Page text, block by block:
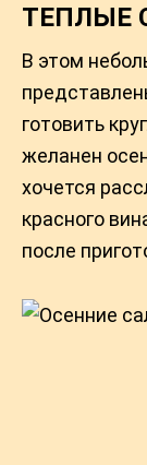
ТЕПЛЫЕ
В этом
готовить
желанен
хочется
красного
после